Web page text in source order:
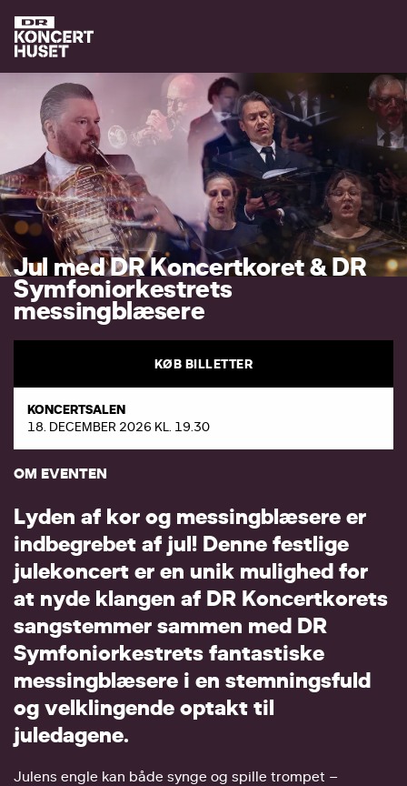
Jul medDRKoncertkoret&DR
Symfoniorkestrets
messingblæsere
KØB BILLETTER
KONCERTSALEN
18. DECEMBER 2026 KL. 19.30
OM EVENTEN
Lyden af kor og messingblæsere er
indbegrebet af jul! Denne festlige
julekoncert er en unik mulighed for
at nyde klangen af DR Koncertkorets
sangstemmer sammen med DR
Symfoniorkestrets fantastiske
messingblæsere i en stemningsfuld
og velklingende optakt til
juledagene.
Julens engle kan både synge og spille trompet –